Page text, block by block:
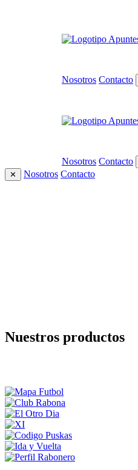
Nosotros Contacto
Nosotros Contacto
✕
Nosotros Contacto
Nuestros productos